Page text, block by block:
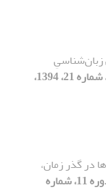
[دوره 11، شماره 21، 1394،
در گذر زمان،
[دوره 11، شماره